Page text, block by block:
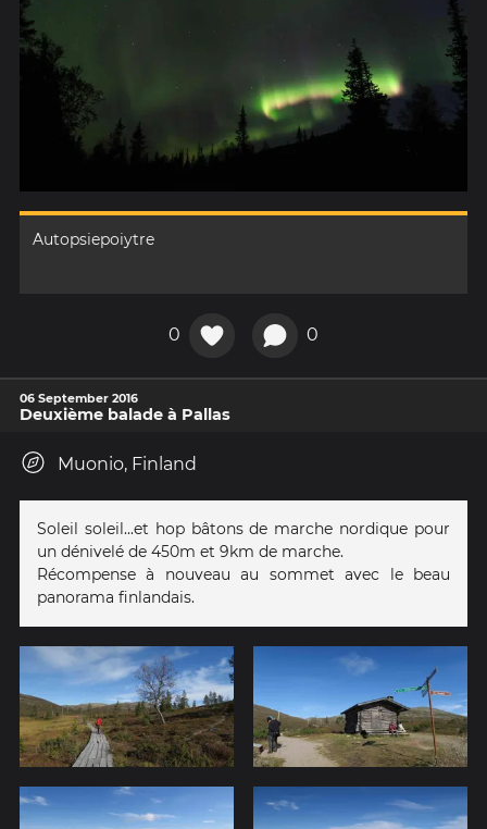
Autopsiepoiytre
0 0
06 September 2016
Deuxième balade à Pallas
Muonio, Finland
Soleil soleil...et hop bâtons de marche nordique pour
un dénivelé de 450m et 9km de marche.
Récompense à nouveau au sommet avec le beau
panorama finlandais.